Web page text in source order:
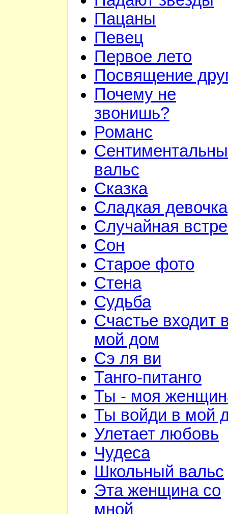
Пацаны
Певец
Первое лето
Посвящение
Почему не
звонишь?
Романс
вальс
Сказка
Сладкая девочка
Случайная
Сон
Старое фото
Стена
Судьба
Счастье входит
мой дом
Сэ ля ви
Танго-питанго
Ты - моя
Ты войди в мой
Улетает любовь
Чудеса
Школьный вальс
Эта женщина со
мной